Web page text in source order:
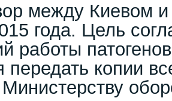
между Киевом
года. Цель
работы
передать копии